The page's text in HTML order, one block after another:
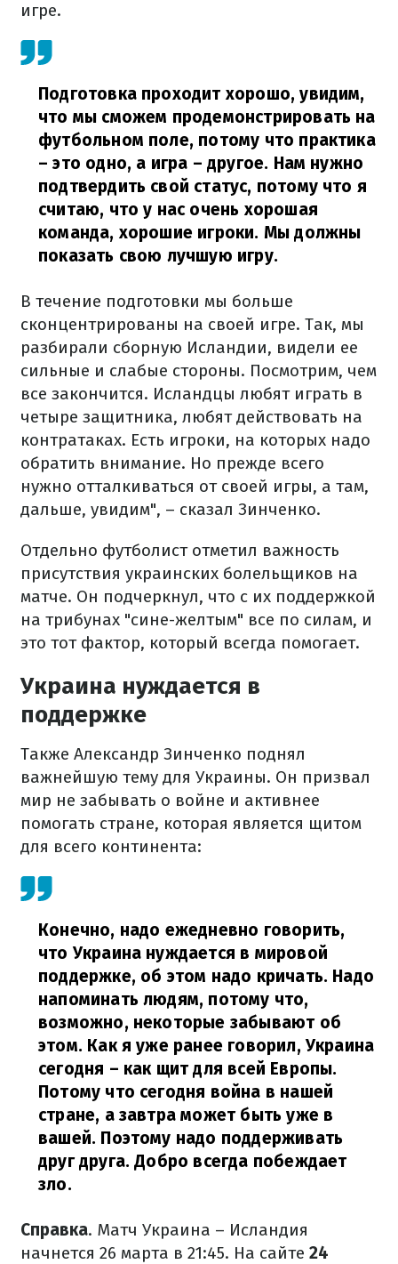
игре.
Подготовка проходит хорошо, увидим,
что мы сможем продемонстрировать на
футбольном поле, потому что практика
– это одно, а игра – другое. Нам нужно
подтвердить свой статус, потому что я
считаю, что у нас очень хорошая
команда, хорошие игроки. Мы должны
показать свою лучшую игру.
В течение подготовки мы больше
сконцентрированы на своей игре. Так, мы
разбирали сборную Исландии, видели ее
сильные и слабые стороны. Посмотрим, чем
все закончится. Исландцы любят играть в
четыре защитника, любят действовать на
контратаках. Есть игроки, на которых надо
обратить внимание. Но прежде всего
нужно отталкиваться от своей игры, а там,
дальше, увидим", – сказал Зинченко.
Отдельно футболист отметил важность
присутствия украинских болельщиков на
матче. Он подчеркнул, что с их поддержкой
на трибунах "сине-желтым" все по силам, и
это тот фактор, который всегда помогает.
Украина нуждается в
поддержке
Также Александр Зинченко поднял
важнейшую тему для Украины. Он призвал
мир не забывать о войне и активнее
помогать стране, которая является щитом
для всего континента:
Конечно, надо ежедневно говорить,
что Украина нуждается в мировой
поддержке, об этом надо кричать. Надо
напоминать людям, потому что,
возможно, некоторые забывают об
этом. Как я уже ранее говорил, Украина
сегодня – как щит для всей Европы.
Потому что сегодня война в нашей
стране, а завтра может быть уже в
вашей. Поэтому надо поддерживать
друг друга. Добро всегда побеждает
зло.
Справка. Матч Украина – Исландия
начнется 26 марта в 21:45. На сайте 24